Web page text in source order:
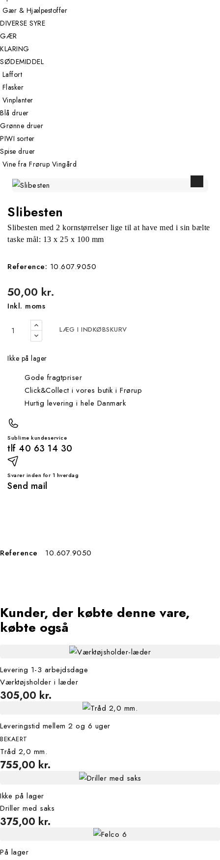
Gær & Hjælpestoffer
DIVERSE SYRE
GÆR
KLARING
SØDEMIDDEL
Laffort
Flasker
Vinplanter
Blå druer
Grønne druer
PIWI sorter
Spise druer
Vine fra Frørup Vingård
Slibesten
Slibesten med 2 kornstørrelser lige til at have med i sin bælte
taske mål: 13 x 25 x 100 mm
Reference: 10.607.9050
50,00 kr.
Inkl. moms
LÆG I INDKØBSKURV
Ikke på lager
Gode fragtpriser
Click&Collect i vores butik i Frørup
Hurtig levering i hele Danmark
Sublime kundeservice
tlf 40 63 14 30
Svarer inden for 1 hverdag
Send mail
Reference 10.607.9050
kunder, der købte denne vare,
købte også
Levering 1-3 arbejdsdage
Værktøjsholder i læder
305,00 kr.
Leveringstid mellem 2 og 6 uger
BEKAERT
Tråd 2,0 mm.
755,00 kr.
Ikke på lager
Driller med saks
375,00 kr.
På lager